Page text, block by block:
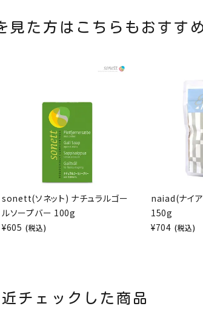
見た方はこちらもおすす
sonett(ソネット) ナチュラルゴー
ルソープバー 100g
¥605 (税込)
naiad(ナイ
150g
¥704 (税込)
チェックした商品